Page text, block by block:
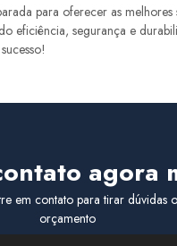
para oferecer as melhores
eficiência, segurança e
agora
em contato para tirar dúvidas
orçamento